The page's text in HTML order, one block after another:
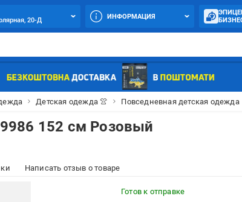
20-Д
ИНФОРМАЦИЯ
Детская одежда 👚 Повседневная детская одежда
152 см Розовый
Написать отзыв о товаре
Готов к отправке